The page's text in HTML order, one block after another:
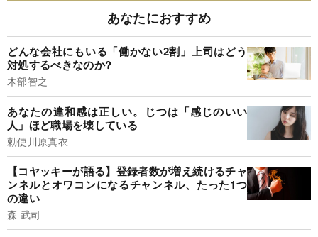
あなたにおすすめ
どんな会社にもいる「働かない2割」上司はどう
対処するべきなのか?
木部智之
あなたの違和感は正しい。じつは「感じのいい
人」ほど職場を壊している
勅使川原真衣
【コヤッキーが語る】登録者数が増え続けるチャ
ンネルとオワコンになるチャンネル、たった1つ
の違い
森 武司